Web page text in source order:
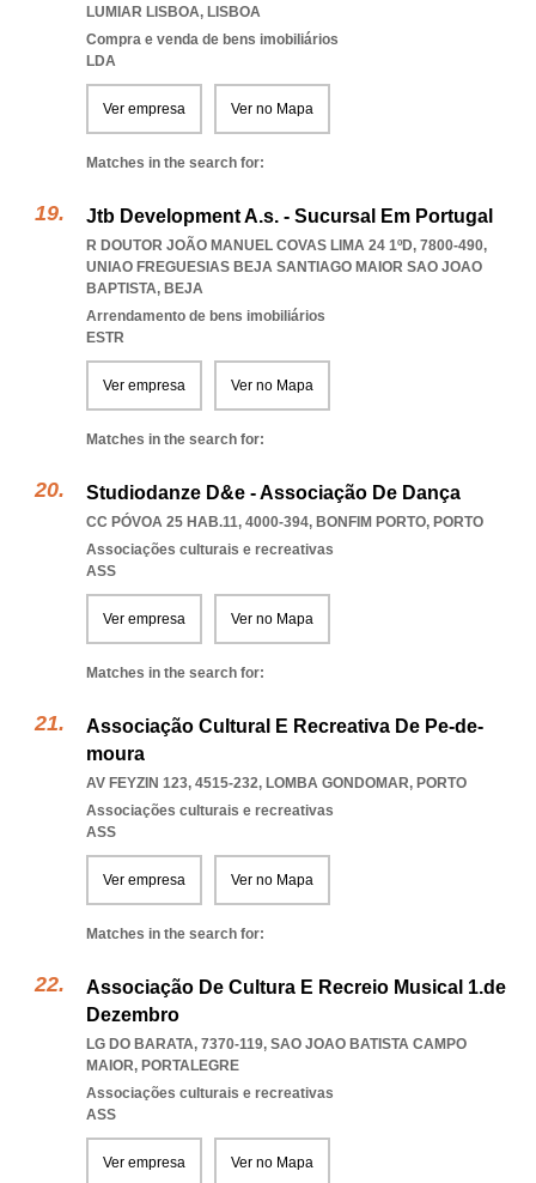
LUMIAR LISBOA, LISBOA
Compra e venda de bens imobiliários
LDA
Ver empresa Ver no Mapa
Matches in the search for:
Jtb Development A.s. - Sucursal Em Portugal
R DOUTOR JOÃO MANUEL COVAS LIMA 24 1ºD, 7800-490,
UNIAO FREGUESIAS BEJA SANTIAGO MAIOR SAO JOAO
BAPTISTA, BEJA
Arrendamento de bens imobiliários
ESTR
Ver empresa Ver no Mapa
Matches in the search for:
Studiodanze D&e - Associação De Dança
CC PÓVOA 25 HAB.11, 4000-394, BONFIM PORTO, PORTO
Associações culturais e recreativas
ASS
Ver empresa Ver no Mapa
Matches in the search for:
Associação Cultural E Recreativa De Pe-de-
moura
AV FEYZIN 123, 4515-232, LOMBA GONDOMAR, PORTO
Associações culturais e recreativas
ASS
Ver empresa Ver no Mapa
Matches in the search for:
Associação De Cultura E Recreio Musical 1.de
Dezembro
LG DO BARATA, 7370-119, SAO JOAO BATISTA CAMPO
MAIOR, PORTALEGRE
Associações culturais e recreativas
ASS
Ver empresa Ver no Mapa